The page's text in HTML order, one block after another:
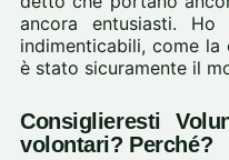
ancora entusiasti.
indimenticabili, come
è stato sicuramente il
Consiglieresti
volontari? Perché?